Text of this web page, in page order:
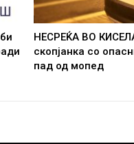
НЕСРЕЌА ВО
скопјанка со
пад од мопед